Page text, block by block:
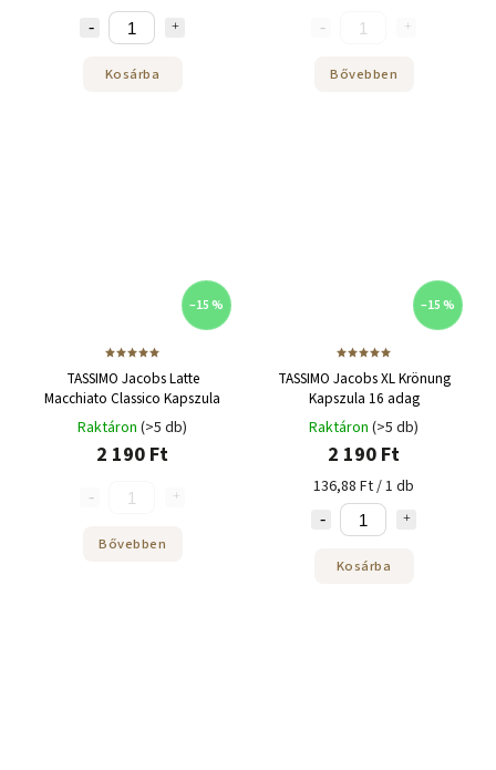
Kosárba Bővebben
–15 %
TASSIMO Jacobs Latte
Macchiato Classico Kapszula
Raktáron (>5 db)
2 190 Ft
Bővebben
–15 %
TASSIMO Jacobs XL Krönung
Kapszula 16 adag
Raktáron (>5 db)
2 190 Ft
136,88 Ft / 1 db
Kosárba